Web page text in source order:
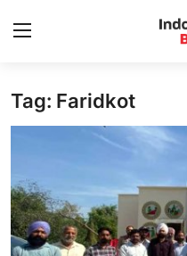
Contact
ਪੰਜਾਬ
ਚੰਡੀਗੜ੍ਹ
Tag: Faridkot